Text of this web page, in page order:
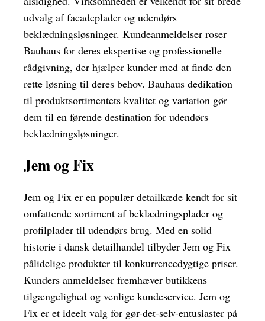
udvalg af facadeplader og udendørs
beklædningsløsninger. Kundeanmeldelser roser
Bauhaus for deres ekspertise og professionelle
rådgivning, der hjælper kunder med at finde den
rette løsning til deres behov. Bauhaus dedikation
til produktsortimentets kvalitet og variation gør
dem til en førende destination for udendørs
beklædningsløsninger.
Jem og Fix
Jem og Fix er en populær detailkæde kendt for sit
omfattende sortiment af beklædningsplader og
profilplader til udendørs brug. Med en solid
historie i dansk detailhandel tilbyder Jem og Fix
pålidelige produkter til konkurrencedygtige priser.
Kunders anmeldelser fremhæver butikkens
tilgængelighed og venlige kundeservice. Jem og
Fix er et ideelt valg for gør-det-selv-entusiaster på